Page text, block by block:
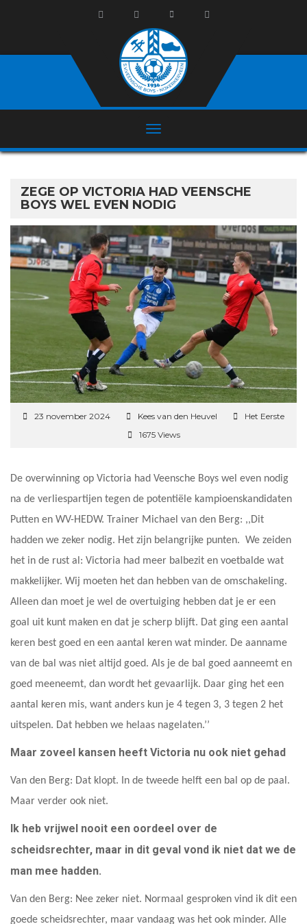
ZEGE OP VICTORIA HAD VEENSCHE
BOYS WEL EVEN NODIG
23 november 2024 Kees van den Heuvel
Het Eerste
1675 Views
De overwinning op Victoria had Veensche Boys wel even nodig
na de verliespartijen tegen de potentiële kampioenskandidaten
Putten en WV-HEDW. Trainer Michael van den Berg: ,,Dit
hadden we zeker nodig. Het zijn belangrijke punten. We zeiden
het in de rust al: Victoria had meer balbezit en voetbalde wat
makkelijker. Wij moeten het dan hebben van de omschakeling.
Alleen dan moet je wel de overtuiging hebben dat je er een
goal uit kunt maken en dat je scherp blijft. Dat ging een aantal
keren best goed en een aantal keren wat minder. De aanname
van de bal was niet altijd goed. Als je de bal goed aanneemt en
goed meeneemt, dan wordt het gevaarlijk. Daar ging het een
aantal keren mis, want anders kun je 4 tegen 3, 3 tegen 2 het
uitspelen. Dat hebben we helaas nagelaten.’’
Maar zoveel kansen heeft Victoria nu ook niet gehad
Van den Berg: Dat klopt. In de tweede helft een bal op de paal.
Maar verder ook niet.
Ik heb vrijwel nooit een oordeel over de
scheidsrechter, maar in dit geval vond ik niet dat we de
man mee hadden.
Van den Berg: Nee zeker niet. Normaal gesproken vind ik dit een
goede scheidsrechter, maar vandaag was het ook minder. Alle